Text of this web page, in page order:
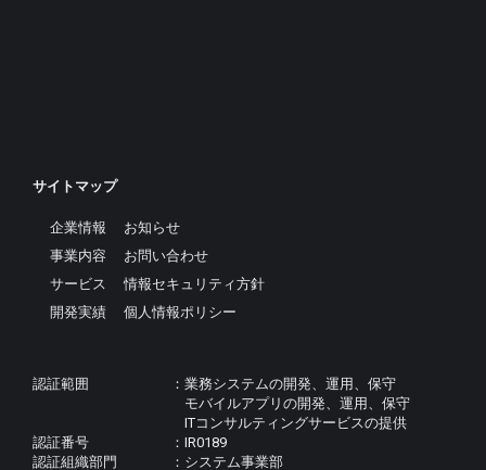
サイトマップ
企業情報
事業内容
サービス
開発実績
お知らせ
お問い合わせ
情報セキュリティ方針
個人情報ポリシー
認証範囲
業務システムの開発、運用、保守
モバイルアプリの開発、運用、保守
ITコンサルティングサービスの提供
認証番号
IR0189
認証組織部門
システム事業部